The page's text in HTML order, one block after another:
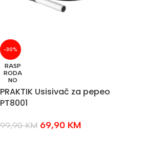
-30%
RASP
RODA
NO
PRAKTIK Usisivač za pepeo
PT8001
99,90KM 69,90 KM